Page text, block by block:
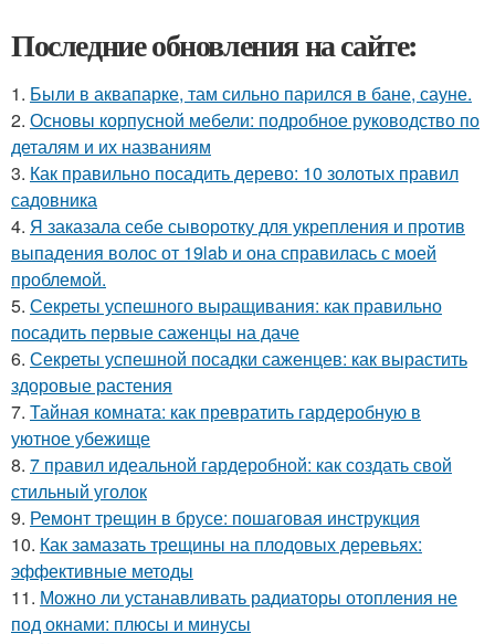
Последние обновления на сайте:
1. Были в аквапарке, там сильно парился в бане, сауне.
2. Основы корпусной мебели: подробное руководство по
деталям и их названиям
3. Как правильно посадить дерево: 10 золотых правил
садовника
4. Я заказала себе сыворотку для укрепления и против
выпадения волос от 19lab и она справилась с моей
проблемой.
5. Секреты успешного выращивания: как правильно
посадить первые саженцы на даче
6. Секреты успешной посадки саженцев: как вырастить
здоровые растения
7. Тайная комната: как превратить гардеробную в
уютное убежище
8. 7 правил идеальной гардеробной: как создать свой
стильный уголок
9. Ремонт трещин в брусе: пошаговая инструкция
10. Как замазать трещины на плодовых деревьях:
эффективные методы
11. Можно ли устанавливать радиаторы отопления не
под окнами: плюсы и минусы